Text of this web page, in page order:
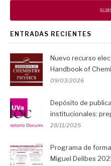
ENTRADAS RECIENTES
Nuevo recurso
Handbook of
09/03/2026
Depósito de
institucionales:
28/11/2025
Programa de
Miguel Delibes